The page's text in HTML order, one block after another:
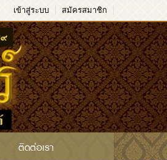
เข้าสู่ระบบ สมัครสมาชิก
ติดต่อเรา